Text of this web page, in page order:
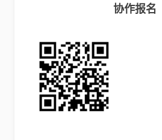
协作报名